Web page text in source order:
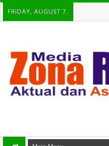
FRIDAY, AUGUST 7.